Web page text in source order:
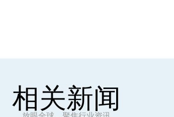
相关新闻